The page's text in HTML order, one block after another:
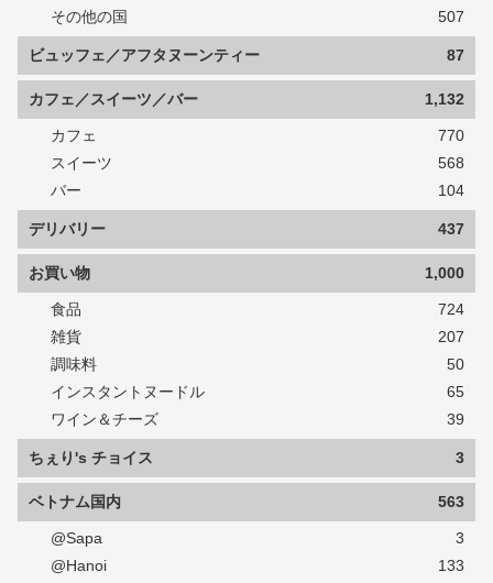
その他の国
507
ビュッフェ／アフタヌーンティー 87
カフェ／スイーツ／バー 1,132
カフェ
770
スイーツ
568
バー
104
デリバリー 437
お買い物 1,000
食品
724
雑貨
207
調味料
50
インスタントヌードル
65
ワイン＆チーズ
39
ちぇり's チョイス 3
ベトナム国内 563
@Sapa
3
@Hanoi
133